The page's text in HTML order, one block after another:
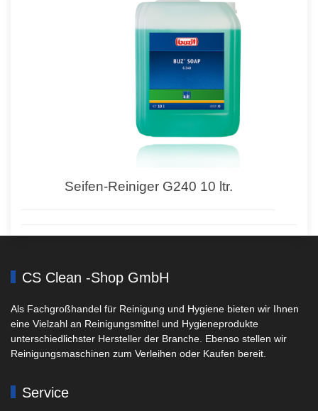
Seifen-Reiniger G240 10 ltr.
CS Clean -Shop GmbH
Als Fachgroßhandel für Reinigung und Hygiene bieten wir Ihnen
eine Vielzahl an Reinigungsmittel und Hygieneprodukte
unterschiedlichster Hersteller der Branche. Ebenso stellen wir
Reinigungsmaschinen zum Verleihen oder Kaufen bereit.
Service